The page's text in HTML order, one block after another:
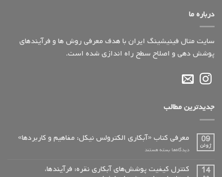
درباره ما
سایت متال فینیشینگ ایران با هدف معرفی روش ها و فرآیندهای
پوشش دهی و اصلاح سطح راه اندازی شده است.
جدیدترین مطالب
09
ژوئن
معرفی کتاب «آبکاری الکترولس نیکل: مفاهیم و کاربردها»
دیدگاه‌ها برای
کتاب
«آبکاری
بسته هستند
14 کنترل کیفیت پوشش‌های آبکاری نقره: فرآیندها،